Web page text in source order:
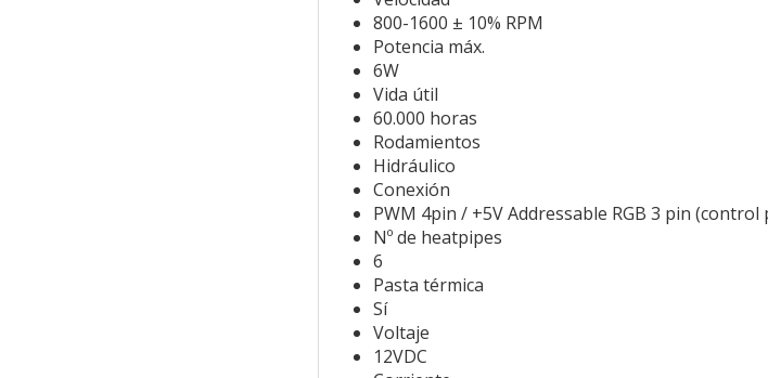
800-1600 ± 10% RPM
Potencia máx.
6W
Vida útil
60.000 horas
Rodamientos
Hidráulico
Conexión
PWM 4pin / +5V Addressable RGB 3 pin (control
Nº de heatpipes
6
Pasta térmica
Sí
Voltaje
12VDC